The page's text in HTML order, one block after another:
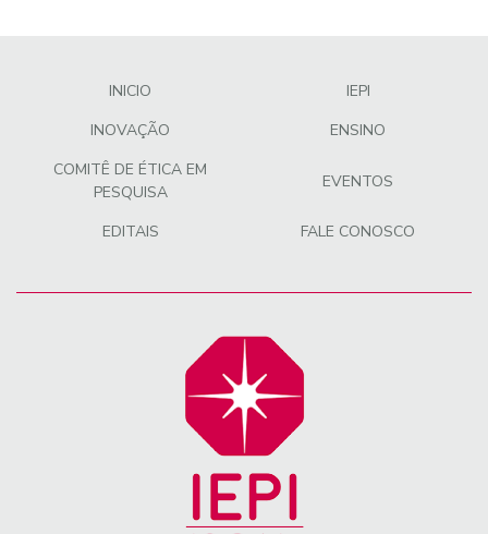
INICIO
IEPI
INOVAÇÃO
ENSINO
COMITÊ DE ÉTICA EM
PESQUISA
EVENTOS
EDITAIS FALE CONOSCO